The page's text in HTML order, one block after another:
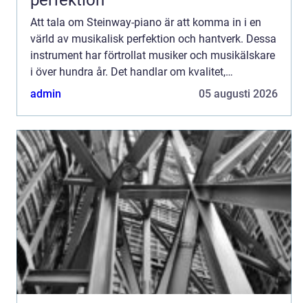
Att tala om Steinway-piano är att komma in i en
värld av musikalisk perfektion och hantverk. Dessa
instrument har förtrollat musiker och musikälskare
i över hundra år. Det handlar om kvalitet,
innovation och en hän...
admin 05 augusti 2026